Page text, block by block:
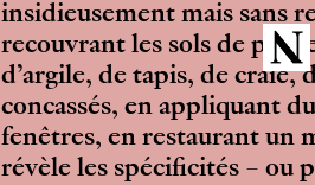
insidieusement mais sans
recouvrant les sols de
d’argile, de tapis, de craie,
concassés, en appliquant
fenêtres, en restaurant un
révèle les spécificités – ou